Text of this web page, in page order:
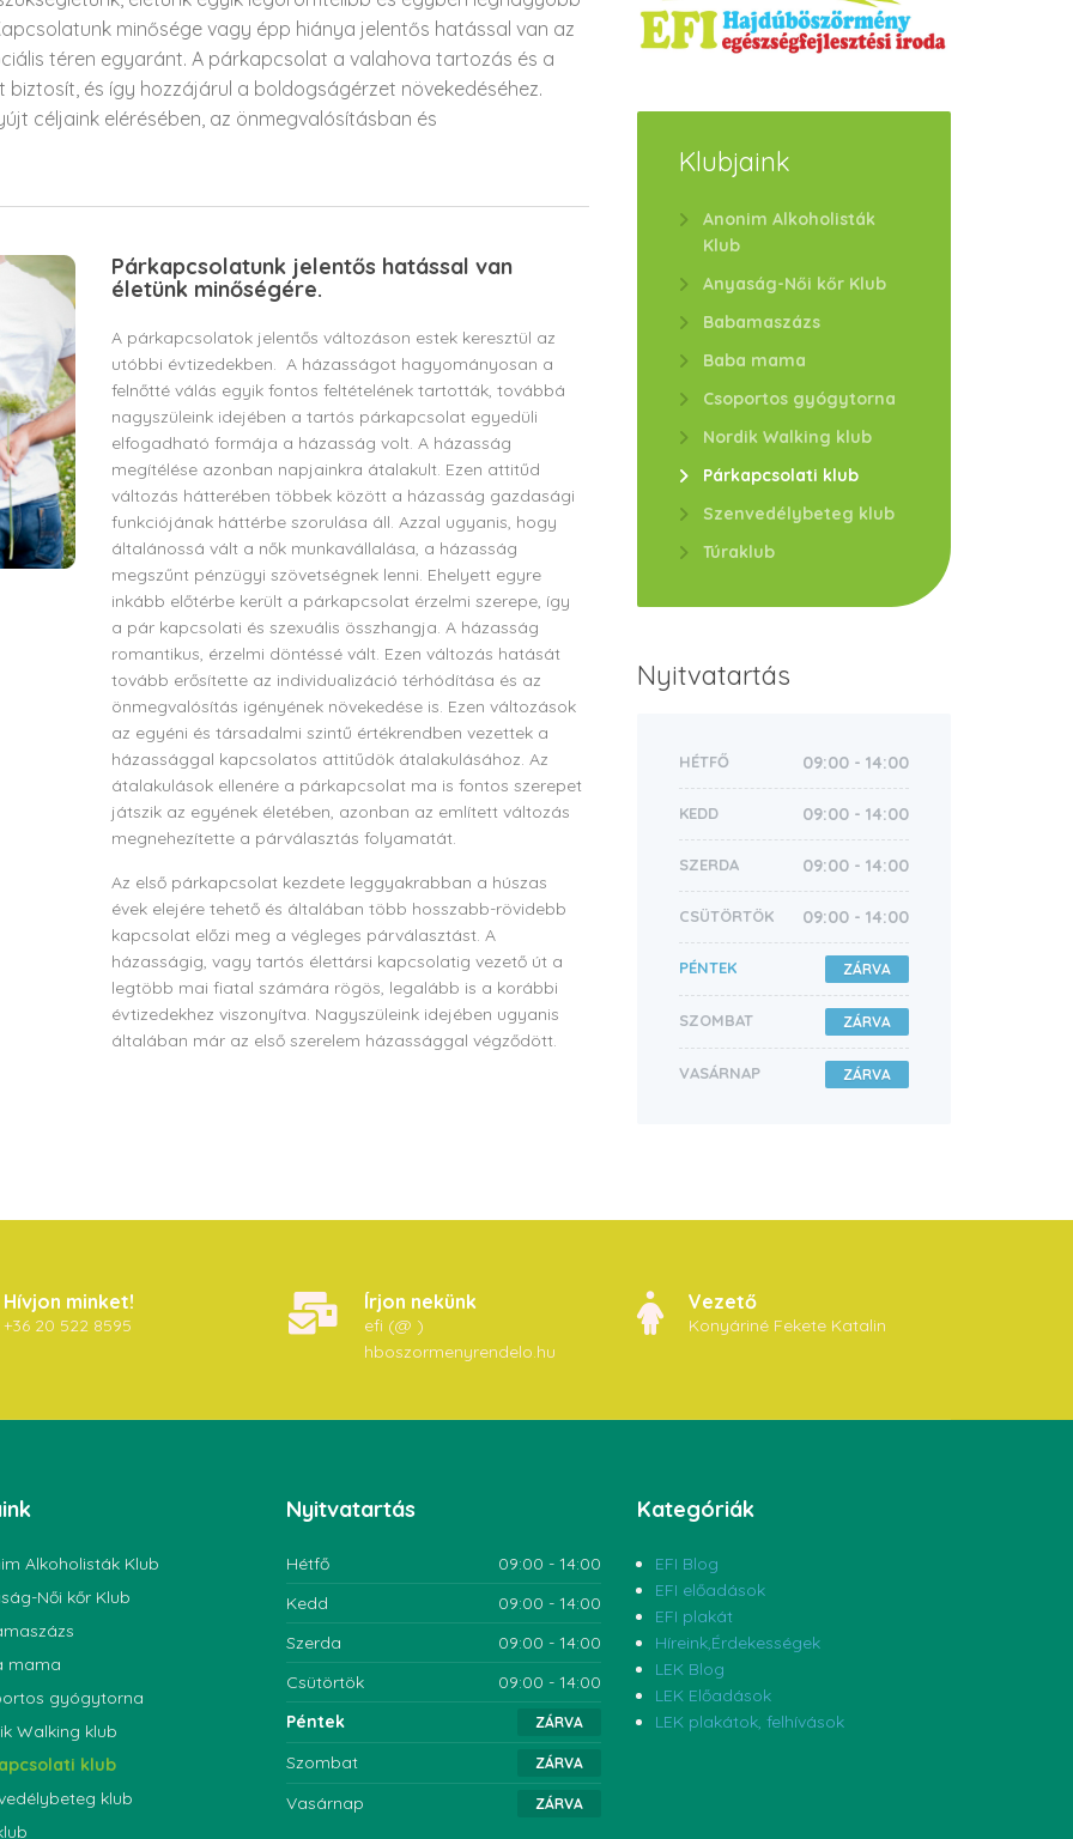
minősége vagy épp hiánya jelentős hatással van az
téren egyaránt. A párkapcsolat a valahova tartozás és a
és így hozzájárul a boldogságérzet növekedéséhez.
céljaink elérésében, az önmegvalósításban és
Párkapcsolatunk jelentős hatással van
életünk minőségére.
A párkapcsolatok jelentős változáson estek keresztül az
utóbbi évtizedekben. A házasságot hagyományosan a
felnőtté válás egyik fontos feltételének tartották, továbbá
nagyszüleink idejében a tartós párkapcsolat egyedüli
elfogadható formája a házasság volt. A házasság
megítélése azonban napjainkra átalakult. Ezen attitűd
változás hátterében többek között a házasság gazdasági
funkciójának háttérbe szorulása áll. Azzal ugyanis, hogy
általánossá vált a nők munkavállalása, a házasság
megszűnt pénzügyi szövetségnek lenni. Ehelyett egyre
inkább előtérbe került a párkapcsolat érzelmi szerepe, így
a pár kapcsolati és szexuális összhangja. A házasság
romantikus, érzelmi döntéssé vált. Ezen változás hatását
tovább erősítette az individualizáció térhódítása és az
önmegvalósítás igényének növekedése is. Ezen változások
az egyéni és társadalmi szintű értékrendben vezettek a
házassággal kapcsolatos attitűdök átalakulásához. Az
átalakulások ellenére a párkapcsolat ma is fontos szerepet
játszik az egyének életében, azonban az említett változás
megnehezítette a párválasztás folyamatát.
Az első párkapcsolat kezdete leggyakrabban a húszas
évek elejére tehető és általában több hosszabb-rövidebb
kapcsolat előzi meg a végleges párválasztást. A
házasságig, vagy tartós élettársi kapcsolatig vezető út a
legtöbb mai fiatal számára rögös, legalább is a korábbi
évtizedekhez viszonyítva. Nagyszüleink idejében ugyanis
általában már az első szerelem házassággal végződött.
Klubjaink
Anonim Alkoholisták
Klub
Anyaság-Női kőr Klub
Babamaszázs
Baba mama
Csoportos gyógytorna
Nordik Walking klub
Párkapcsolati klub
Szenvedélybeteg klub
Túraklub
Nyitvatartás
HÉTFŐ 09:00 - 14:00
KEDD 09:00 - 14:00
SZERDA 09:00 - 14:00
CSÜTÖRTÖK 09:00 - 14:00
PÉNTEK ZÁRVA
SZOMBAT ZÁRVA
VASÁRNAP ZÁRVA
Hívjon minket!
+36 20 522 8595
Írjon nekünk
efi (@ )
hboszormenyrendelo.hu
Vezető
Konyáriné Fekete Katalin
Alkoholisták Klub
Női kőr Klub
mama
gyógytorna
Walking klub
klub
klub
Nyitvatartás
Hétfő
09:00 - 14:00
Kedd
09:00 - 14:00
Szerda
09:00 - 14:00
Csütörtök
09:00 - 14:00
Péntek
ZÁRVA
Szombat ZÁRVA
Vasárnap ZÁRVA
Kategóriák
EFI Blog
EFI előadások
EFI plakát
Híreink,Érdekességek
LEK Blog
LEK Előadások
LEK plakátok, felhívások